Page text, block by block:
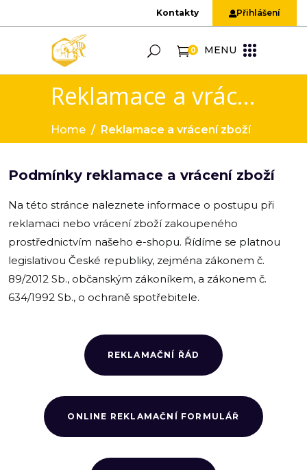
Kontakty Přihlášení
0 MENU
Reklamace a vrácení zboží
Home / Reklamace a vrácení zboží
Podmínky reklamace a vrácení zboží
Na této stránce naleznete informace o postupu při
reklamaci nebo vrácení zboží zakoupeného
prostřednictvím našeho e-shopu. Řídíme se platnou
legislativou České republiky, zejména zákonem č.
89/2012 Sb., občanským zákoníkem, a zákonem č.
634/1992 Sb., o ochraně spotřebitele.
REKLAMAČNÍ ŘÁD
ONLINE REKLAMAČNÍ FORMULÁŘ